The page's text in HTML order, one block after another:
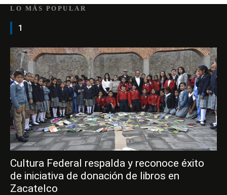
LO MÁS POPULAR
1
Cultura Federal respalda y reconoce éxito
de iniciativa de donación de libros en
Zacatelco